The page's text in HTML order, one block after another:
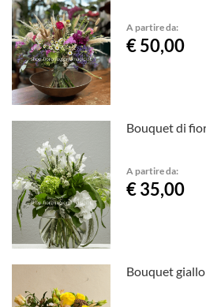
A partire da:
€ 50,00
Bouquet di
A partire da:
€ 35,00
Bouquet giallo